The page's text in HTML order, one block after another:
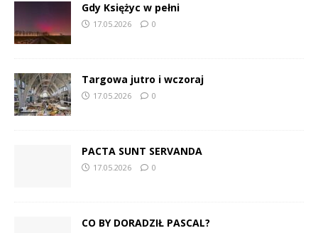
Gdy Księżyc w pełni
17.05.2026 0
Targowa jutro i wczoraj
17.05.2026 0
PACTA SUNT SERVANDA
17.05.2026 0
CO BY DORADZIŁ PASCAL?